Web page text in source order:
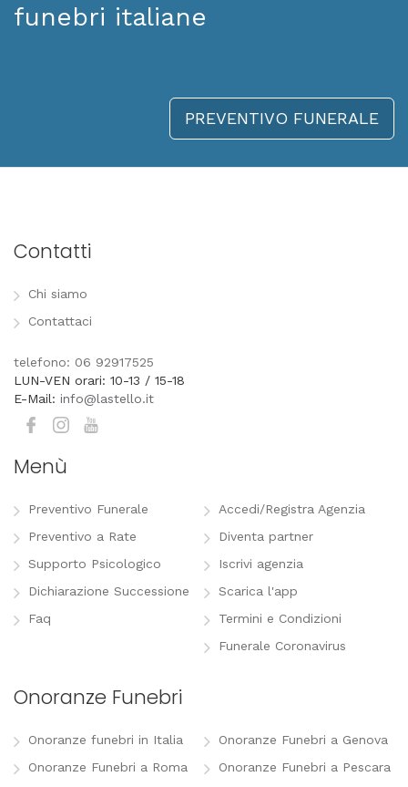
funebri italiane
PREVENTIVO FUNERALE
Contatti
Chi siamo
Contattaci
telefono: 06 92917525
LUN-VEN orari: 10-13 / 15-18
E-Mail: info@lastello.it
Menù
Preventivo Funerale
Preventivo a Rate
Supporto Psicologico
Dichiarazione Successione
Faq
Accedi/Registra Agenzia
Diventa partner
Iscrivi agenzia
Scarica l'app
Termini e Condizioni
Funerale Coronavirus
Onoranze Funebri
Onoranze funebri in Italia
Onoranze Funebri a Roma
Onoranze Funebri a Genova
Onoranze Funebri a Pescara